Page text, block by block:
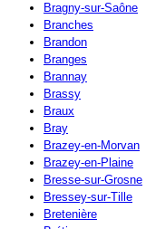
Bragny-sur-Saône
Branches
Brandon
Branges
Brannay
Brassy
Braux
Bray
Brazey-en-Morvan
Brazey-en-Plaine
Bresse-sur-Grosne
Bressey-sur-Tille
Bretenière